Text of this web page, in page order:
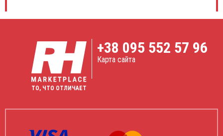
ТО, ЧТО ОТЛИЧАЕТ
+38 095 552 57 96
Карта сайта